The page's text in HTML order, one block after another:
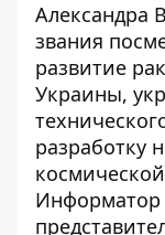
Александра
звания
развитие
Украины,
разработку
Информатор